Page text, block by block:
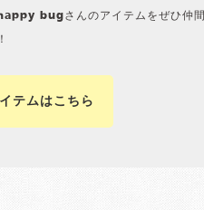
bugさんのアイテムをぜひ仲間
テムはこちら